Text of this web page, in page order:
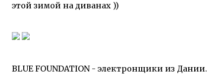
этой зимой на диванах ))
BLUE FOUNDATION - электронщики из Дании.